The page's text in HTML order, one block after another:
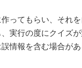
ってもらい、それ
実行の度にクイズ
情報を含む場合が